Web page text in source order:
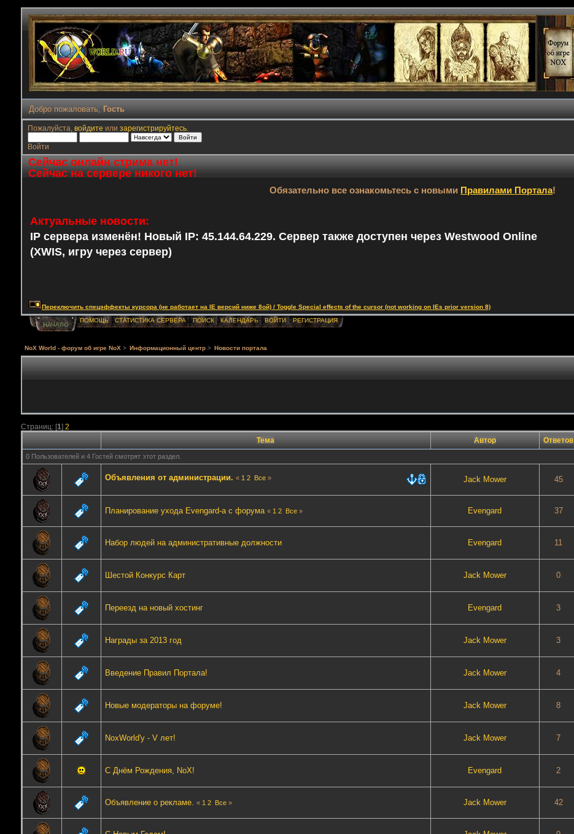
Добро пожаловать, Гость
Пожалуйста, войдите или зарегистрируйтесь.
Войти
Сейчас онлайн стрима нет!
Сейчас на сервере никого нет!
Обязательно все ознакомьтесь с новыми Правилами Портала!
Актуальные новости:
IP сервера изменён! Новый IP: 45.144.64.229. Сервер также доступен через Westwood Online
(XWIS, игру через сервер)
Переключить спецэффекты курсора (не работает на IE версий ниже 8ой) / Toggle Special effects of the cursor (not working on IEs prior version 8)
НАЧАЛО
ПОМОЩЬ СТАТИСТИКА СЕРВЕРА ПОИСК КАЛЕНДАРЬ ВОЙТИ РЕГИСТРАЦИЯ
NoX World - форум об игре NoX > Информационный центр > Новости портала
Страниц: [1] 2
Тема
Автор Ответов
0 Пользователей и 4 Гостей смотрят этот раздел.
Объявления от администрации. « 1 2 Все » Jack Mower 45
Планирование ухода Evengard-а с форума « 1 2 Все » Evengard 37
Набор людей на административные должности Evengard 11
Шестой Конкурс Карт Jack Mower 0
Переезд на новый хостинг Evengard 3
Награды за 2013 год Jack Mower 3
Введение Правил Портала! Jack Mower 4
Новые модераторы на форуме! Jack Mower 8
NoxWorld'у - V лет! Jack Mower 7
С Днём Рождения, NoX! Evengard 2
Объявление о рекламе.« 1 2 Все » Jack Mower 42